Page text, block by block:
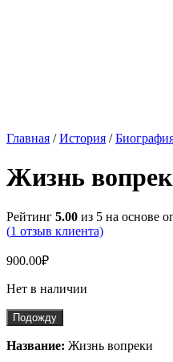
Главная /История /
Жизнь
Рейтинг 5.00 из 5 на основе
(1 отзыв клиента)
900.00₽
Нет в наличии
Подожду
Название: Жизнь вопреки